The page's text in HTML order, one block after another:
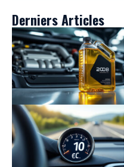
Derniers Articles